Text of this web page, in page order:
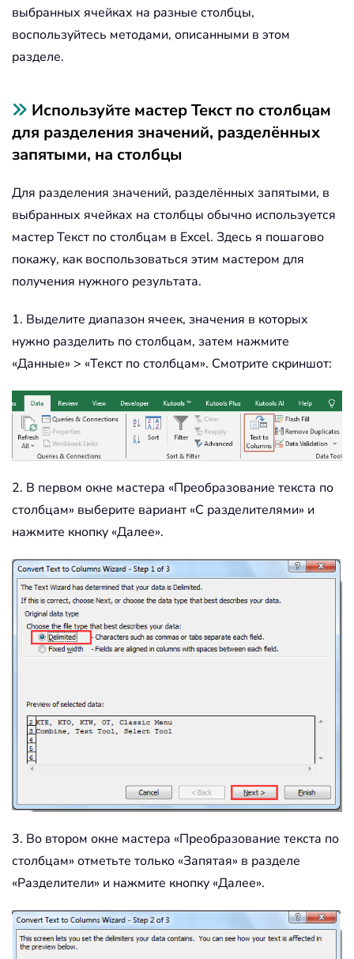
выбранных ячейках на разные столбцы,
воспользуйтесь методами, описанными в этом
разделе.
Используйте мастер Текст по столбцам
для разделения значений, разделённых
запятыми, на столбцы
Для разделения значений, разделённых запятыми, в
выбранных ячейках на столбцы обычно используется
мастер Текст по столбцам в Excel. Здесь я пошагово
покажу, как воспользоваться этим мастером для
получения нужного результата.
1. Выделите диапазон ячеек, значения в которых
нужно разделить по столбцам, затем нажмите
«Данные» > «Текст по столбцам». Смотрите скриншот:
2. В первом окне мастера «Преобразование текста по
столбцам» выберите вариант «С разделителями» и
нажмите кнопку «Далее».
3. Во втором окне мастера «Преобразование текста по
столбцам» отметьте только «Запятая» в разделе
«Разделители» и нажмите кнопку «Далее».